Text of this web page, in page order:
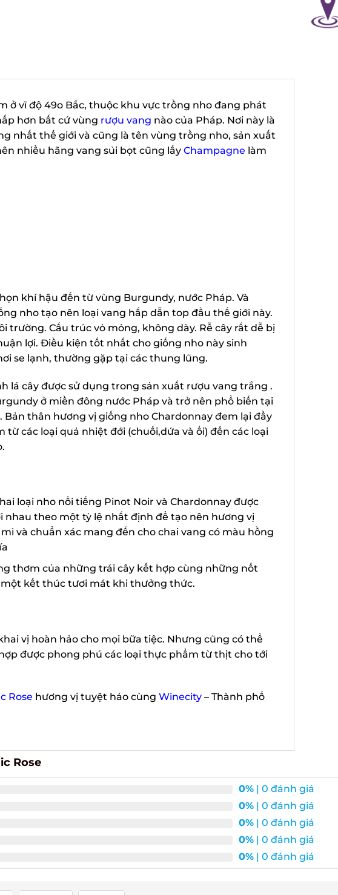
ở vĩ độ 49o Bắc, thuộc khu vực trồng nho đang phát
hơn bất cứ vùngrượu vangnào của Pháp. Nơi này là
nhất thế giới và cũng là tên vùng trồng nho, sản xuất
nhiều hãng vang sủi bọt cũng lấyChampagnelàm
khí hậu đến từ vùng Burgundy, nước Pháp. Và
nho tạo nên loại vang hấp dẫn top đầu thế giới này.
trường. Cấu trúc vỏ mỏng, không dày. Rễ cây rất dễ bị
lợi. Điều kiện tốt nhất cho giống nho này sinh
se lạnh, thường gặp tại các thung lũng.
lá cây được sử dụng trong sản xuất rượu vang trắng .
ở miền đông nước Pháp và trở nên phổ biến tại
thân hương vị giống nho Chardonnay đem lại đầy
các loại quả nhiệt đới (chuối,dứa và ổi) đến các loại
loại nho nổi tiếng Pinot Noir và Chardonnay được
nhau theo một tỷ lệ nhất định để tạo nên hương vị
và chuẩn xác mang đến cho chai vang có màu hồng
thơm của những trái cây kết hợp cùng những nốt
kết thúc tươi mát khi thưởng thức.
vị hoàn hảo cho mọi bữa tiệc. Nhưng cũng có thể
được phong phú các loại thực phẩm từ thịt cho tới
Rosehương vị tuyệt hảo cùngWinecity– Thành phố
Rose
0%| 0 đánh giá
0%| 0 đánh giá
0%| 0 đánh giá
0%| 0 đánh giá
0%| 0 đánh giá